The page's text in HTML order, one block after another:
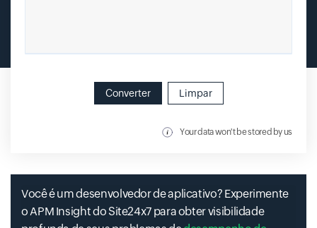
Converter Limpar
Your data won't be stored by us
Você é um desenvolvedor de aplicativo? Experimente
o APM Insight do Site24x7 para obter visibilidade